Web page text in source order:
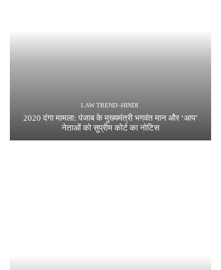
LAW TREND -HINDI
2020 दंगा मामला: पंजाब के मुख्यमंत्री भगवंत मान और ‘आप’
नेताओं को सुप्रीम कोर्ट का नोटिस